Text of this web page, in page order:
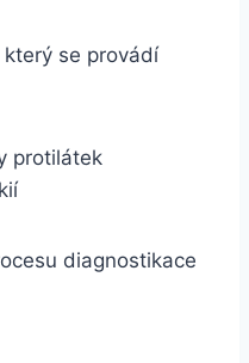
se provádí⁤
protilátek
diagnostikace